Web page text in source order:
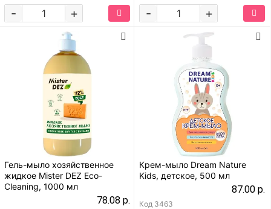
+
- +
-
Гель-мыло хозяйственное
жидкое Mister DEZ Eco-
Cleaning, 1000 мл
78.08 р.
Крем-мыло Dream Nature
Kids, детское, 500 мл
87.00 р.
Код 3463